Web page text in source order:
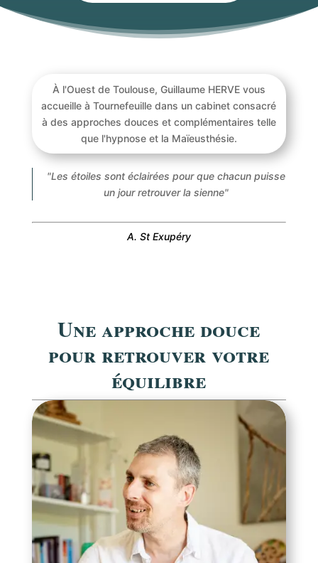
À l'Ouest de Toulouse, Guillaume HERVE vous
accueille à Tournefeuille dans un cabinet consacré
à des approches douces et complémentaires telle
que l'hypnose et la Maïeusthésie.
"Les étoiles sont éclairées pour que chacun puisse
un jour retrouver la sienne"
A. St Exupéry
Une approche douce
pour retrouver votre
équilibre